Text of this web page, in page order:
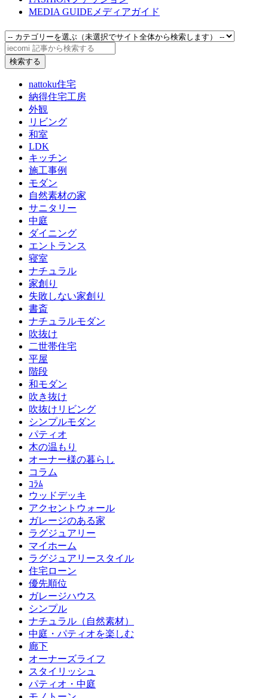
MEDIA GUIDE メディアガイド
nattoku住宅
納得住宅工房
外観
リビング
和室
LDK
キッチン
施工事例
モダン
自然素材の家
サニタリー
中庭
ダイニング
エントランス
寝室
ナチュラル
家創り
失敗しない家創り
書斎
ナチュラルモダン
吹抜け
二世帯住宅
平屋
階段
和モダン
吹き抜け
吹抜けリビング
シンプルモダン
パティオ
木の温もり
オーナー様の暮らし
コラム
ｺﾗﾑ
ウッドデッキ
アクセントウォール
ガレージのある家
ラグジュアリー
マイホーム
ラグジュアリースタイル
住宅ローン
優先順位
ガレージハウス
シンプル
ナチュラル（自然素材）
中庭・パティオを楽しむ
廊下
オーナーズライフ
スタイリッシュ
パティオ・中庭